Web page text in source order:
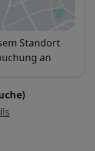
neuen
Standort
an